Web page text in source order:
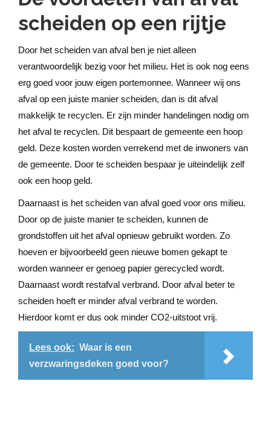
scheiden op een rijtje
Door het scheiden van afval ben je niet alleen
verantwoordelijk bezig voor het milieu. Het is ook nog eens
erg goed voor jouw eigen portemonnee. Wanneer wij ons
afval op een juiste manier scheiden, dan is dit afval
makkelijk te recyclen. Er zijn minder handelingen nodig om
het afval te recyclen. Dit bespaart de gemeente een hoop
geld. Deze kosten worden verrekend met de inwoners van
de gemeente. Door te scheiden bespaar je uiteindelijk zelf
ook een hoop geld.
Daarnaast is het scheiden van afval goed voor ons milieu.
Door op de juiste manier te scheiden, kunnen de
grondstoffen uit het afval opnieuw gebruikt worden. Zo
hoeven er bijvoorbeeld geen nieuwe bomen gekapt te
worden wanneer er genoeg papier gerecycled wordt.
Daarnaast wordt restafval verbrand. Door afval beter te
scheiden hoeft er minder afval verbrand te worden.
Hierdoor komt er dus ook minder CO2-uitstoot vrij.
Lees ook: Waar is een
verzwaringsdeken goed voor?